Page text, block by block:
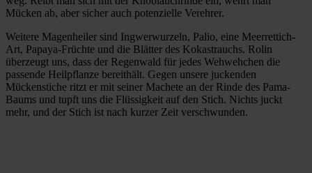
Mücken ab, aber sicher auch potenzielle Verehrer.
Weitere Magenheiler sind Ingwerwurzeln, Palio, eine Meerrettich-
Art, Papaya-Früchte und die Blätter des Kokastrauchs. Rolin
überzeugt uns, dass der Regenwald für jedes Wehwehchen die
passende Heilpflanze bereithält. Gegen unsere juckenden
Mückenstiche ritzt er mit seiner Machete an der Rinde des Pama-
Baums und tupft uns die Flüssigkeit auf den Stich. Nichts juckt
mehr, und der Stich ist nach kurzer Zeit verschwunden.